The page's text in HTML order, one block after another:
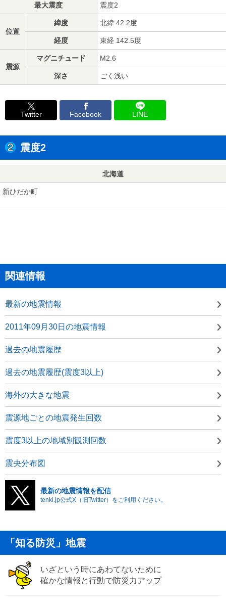
最大震度 震度2
位置
緯度 北緯 42.2度
経度 東経 142.5度
震源
マグニチュード M2.6
深さ ごく浅い
Twitter Facebook LINE
震度2
北海道
新ひだか町
関連情報
最新の地震情報
2011年09月30日の地震情報
過去の地震履歴
過去の地震履歴(震度3以上)
海外の大きな地震
震源地ごとの地震発生回数
震度3以上の地域別観測回数
震央分布図
最新の地震情報を配信
tenki.jp公式X（旧Twitter）をご利用ください。
「知る防災」地震
いざという時にあわてないために
確かな情報と行動で防災力アップ